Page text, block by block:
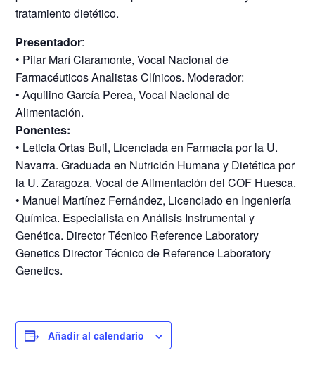
tratamiento dietético.
Presentador:
• Pilar Marí Claramonte, Vocal Nacional de
Farmacéuticos Analistas Clínicos. Moderador:
• Aquilino García Perea, Vocal Nacional de
Alimentación.
Ponentes:
• Leticia Ortas Buil, Licenciada en Farmacia por la U.
Navarra. Graduada en Nutrición Humana y Dietética por
la U. Zaragoza. Vocal de Alimentación del COF Huesca.
• Manuel Martínez Fernández, Licenciado en Ingeniería
Química. Especialista en Análisis Instrumental y
Genética. Director Técnico Reference Laboratory
Genetics Director Técnico de Reference Laboratory
Genetics.
Añadir al calendario